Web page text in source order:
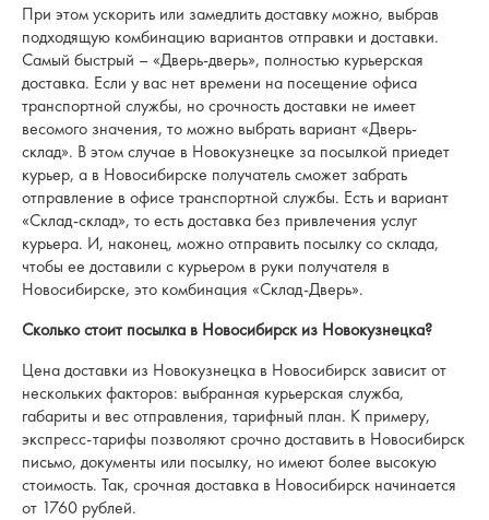
При этом ускорить или замедлить доставку можно, выбрав
подходящую комбинацию вариантов отправки и доставки.
Самый быстрый – «Дверь-дверь», полностью курьерская
доставка. Если у вас нет времени на посещение офиса
транспортной службы, но срочность доставки не имеет
весомого значения, то можно выбрать вариант «Дверь-
склад». В этом случае в Новокузнецке за посылкой приедет
курьер, а в Новосибирске получатель сможет забрать
отправление в офисе транспортной службы. Есть и вариант
«Склад-склад», то есть доставка без привлечения услуг
курьера. И, наконец, можно отправить посылку со склада,
чтобы ее доставили с курьером в руки получателя в
Новосибирске, это комбинация «Склад-Дверь».
Сколько стоит посылка в Новосибирск из Новокузнецка?
Цена доставки из Новокузнецка в Новосибирск зависит от
нескольких факторов: выбранная курьерская служба,
габариты и вес отправления, тарифный план. К примеру,
экспресс-тарифы позволяют срочно доставить в Новосибирск
письмо, документы или посылку, но имеют более высокую
стоимость. Так, срочная доставка в Новосибирск начинается
от 1760 рублей.